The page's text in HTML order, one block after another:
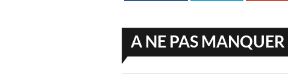
A NE PAS MANQUER